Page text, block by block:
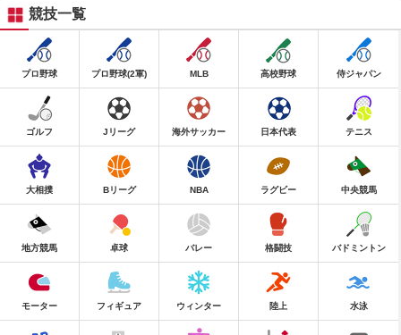
競技一覧
プロ野球 プロ野球(2軍) MLB 高校野球 侍ジャパン
ゴルフ Jリーグ 海外サッカー 日本代表 テニス
大相撲 Bリーグ NBA ラグビー 中央競馬
地方競馬 卓球 バレー 格闘技 バドミントン
モーター フィギュア ウィンター 陸上 水泳